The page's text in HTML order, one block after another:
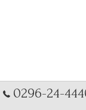
0296-24-